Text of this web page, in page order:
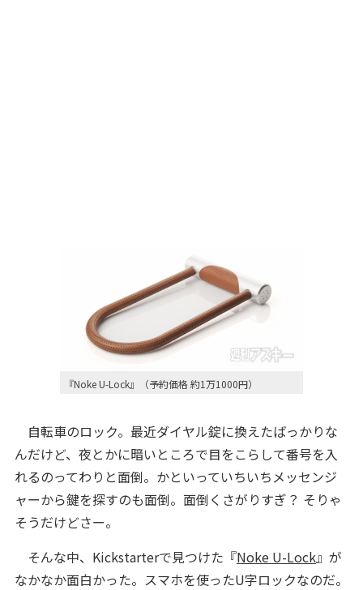
『Noke U-Lock』（予約価格 約1万1000円）
自転車のロック。最近ダイヤル錠に換えたばっかりな
んだけど、夜とかに暗いところで目をこらして番号を入
れるのってわりと面倒。かといっていちいちメッセンジ
ャーから鍵を探すのも面倒。面倒くさがりすぎ？ そりゃ
そうだけどさー。
そんな中、Kickstarterで見つけた『Noke U-Lock』が
なかなか面白かった。スマホを使ったU字ロックなのだ。